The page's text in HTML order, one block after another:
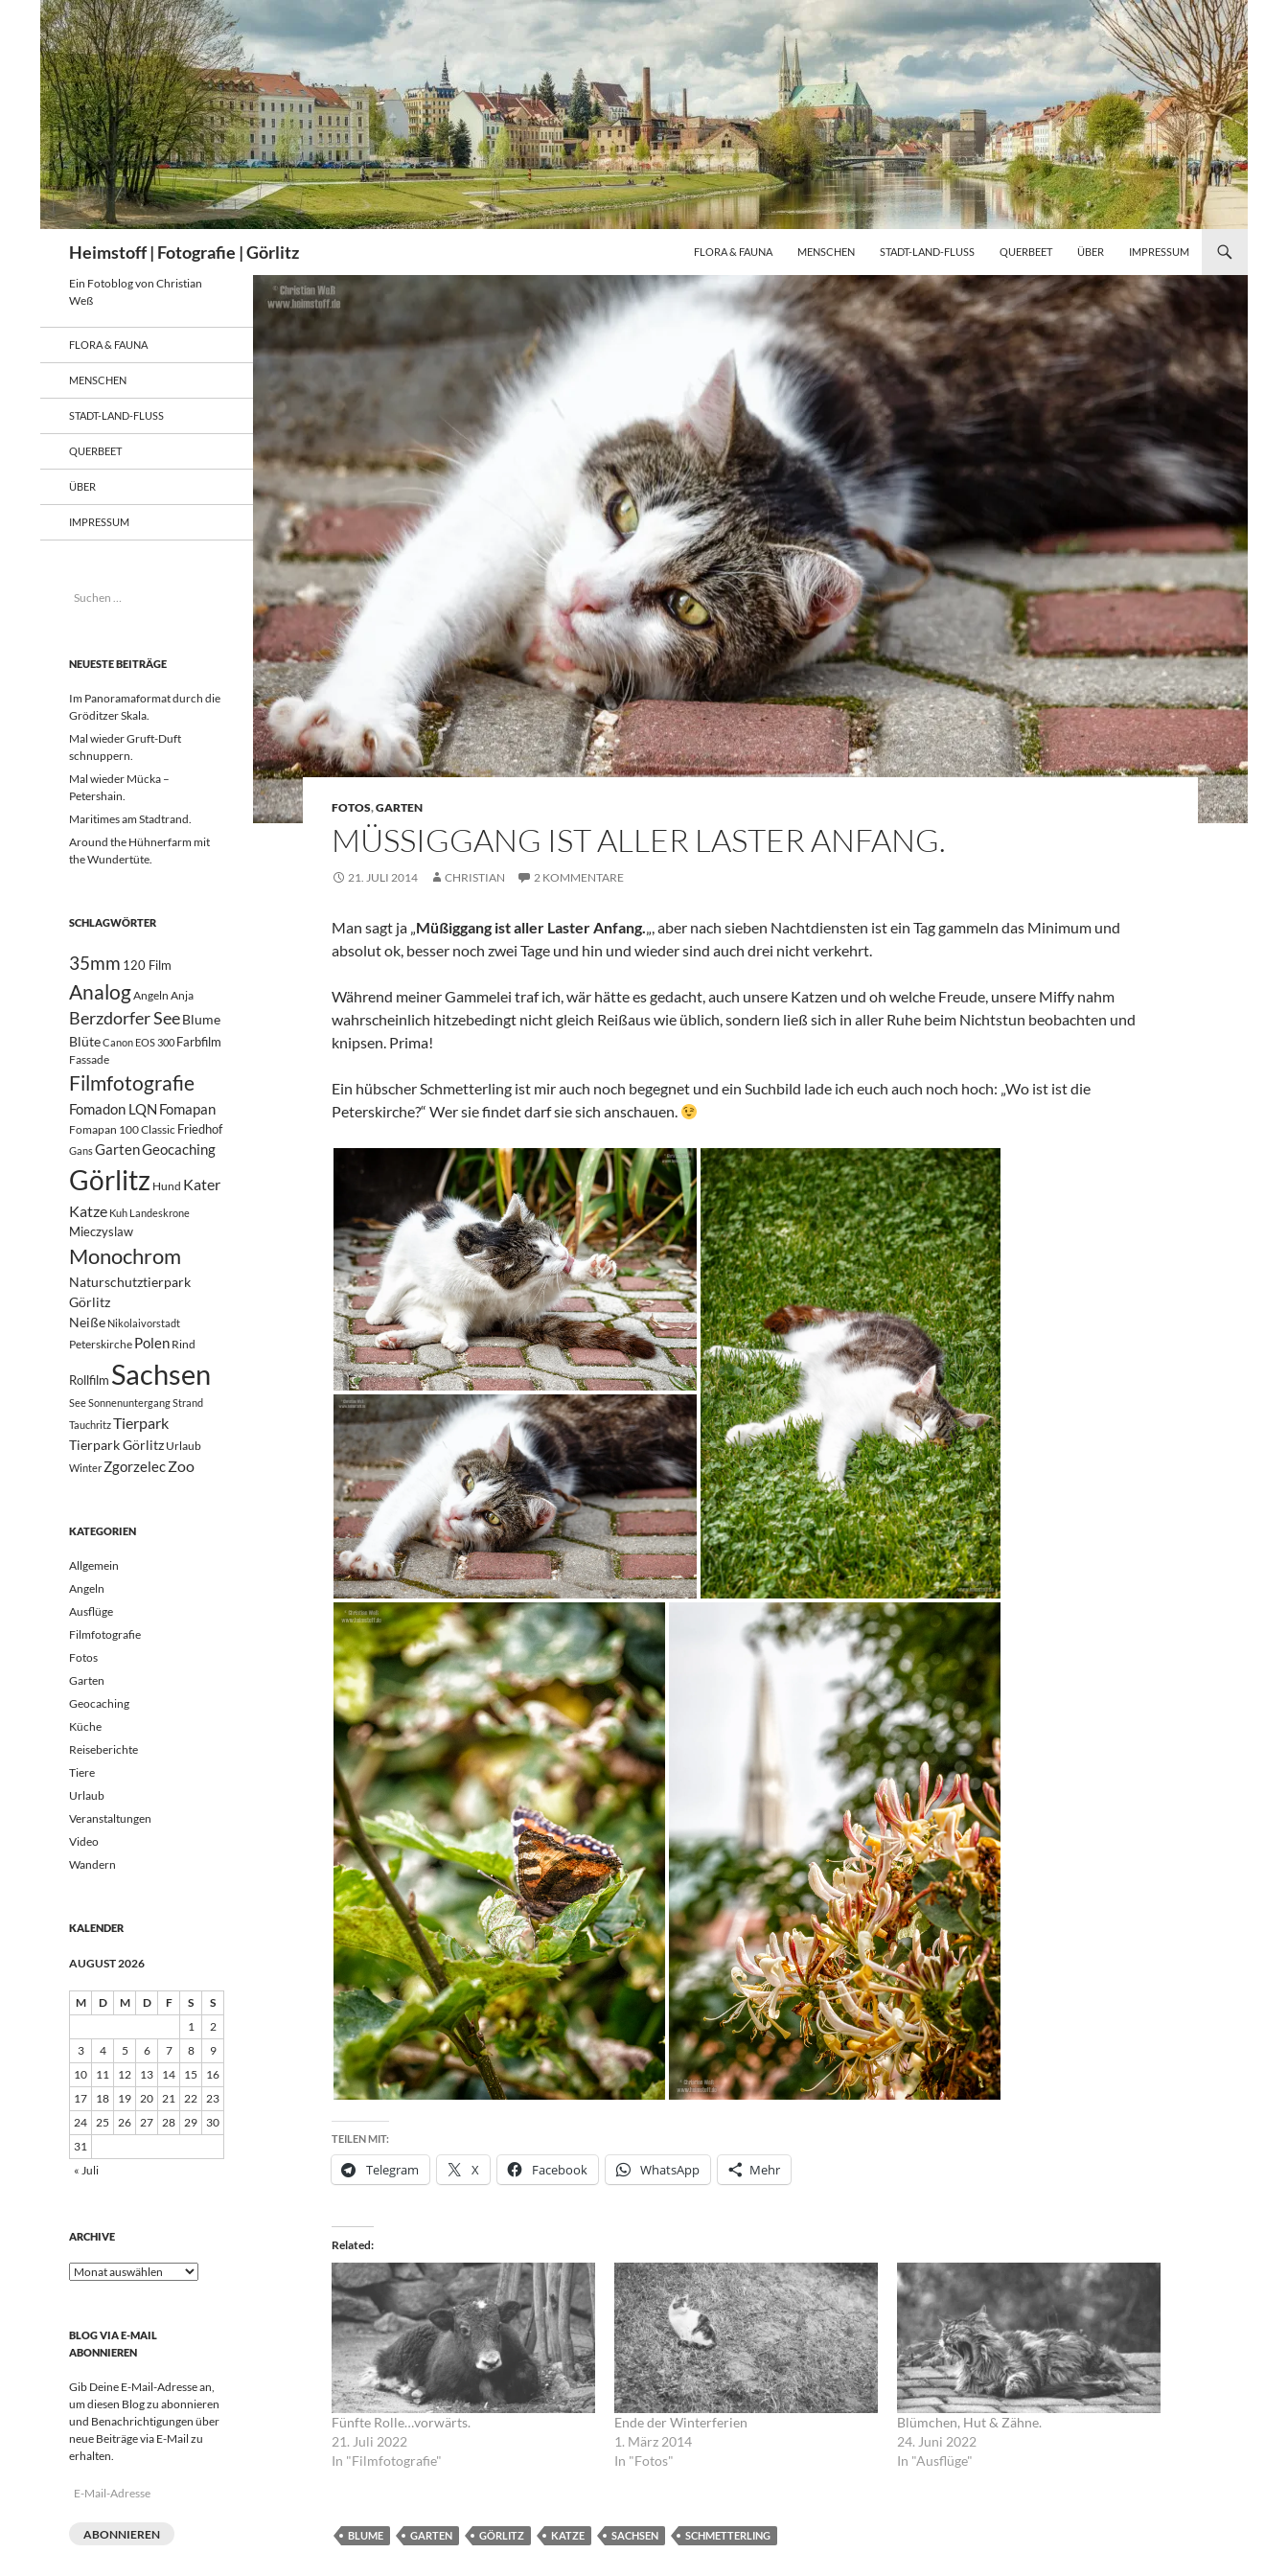
springen
Heimstoff | Fotografie | Görlitz FLORA & FAUNA MENSCHEN STADT-LAND-FLUSS QUERBEET ÜBER IMPRESSUM
FOTOS,GARTEN
MÜSSIGGANG IST ALLER LASTER ANFANG.
21. JULI 2014 CHRISTIAN 2 KOMMENTARE
Man sagt ja „Müßiggang ist aller Laster Anfang.„, aber nach sieben Nachtdiensten ist ein Tag gammeln das Minimum und
absolut ok, besser noch zwei Tage und hin und wieder sind auch drei nicht verkehrt.
Während meiner Gammelei traf ich, wär hätte es gedacht, auch unsere Katzen und oh welche Freude, unsere Miffy nahm
wahrscheinlich hitzebedingt nicht gleich Reißaus wie üblich, sondern ließ sich in aller Ruhe beim Nichtstun beobachten und
knipsen. Prima!
Ein hübscher Schmetterling ist mir auch noch begegnet und ein Suchbild lade ich euch auch noch hoch: „Wo ist ist die
Peterskirche?“ Wer sie findet darf sie sich anschauen.
TEILEN MIT:
Telegram X Facebook WhatsApp Mehr
Related
Fünfte Rolle…vorwärts.
21. Juli 2022
In "Filmfotografie"
Ende der Winterferien
1. März 2014
In "Fotos"
Blümchen, Hut & Zähne.
24. Juni 2022
In "Ausflüge"
BLUME GARTEN GÖRLITZ KATZE SACHSEN SCHMETTERLING
Ein Fotoblog von Christian
Weß
FLORA & FAUNA
MENSCHEN
STADT-LAND-FLUSS
QUERBEET
ÜBER
IMPRESSUM
Suchen
NEUESTE BEITRÄGE
Im Panoramaformat durch die
Gröditzer Skala.
Mal wieder Gruft-Duft
schnuppern.
Mal wieder Mücka –
Petershain.
Maritimes am Stadtrand.
Around the Hühnerfarm mit
the Wundertüte.
SCHLAGWÖRTER
35mm 120 Film
AnalogAngeln Anja
Berzdorfer SeeBlume
BlüteCanon EOS 300 Farbfilm
Fassade
Filmfotografie
Fomadon LQN Fomapan
Fomapan 100 Classic Friedhof
GansGartenGeocaching
Görlitz Hund Kater
Katze Kuh Landeskrone
Mieczyslaw
Monochrom
Naturschutztierpark
Görlitz
Neiße Nikolaivorstadt
Peterskirche Polen Rind
Rollfilm Sachsen
SeeSonnenuntergangStrand
TauchritzTierpark
Tierpark Görlitz Urlaub
Winter ZgorzelecZoo
KATEGORIEN
Allgemein
Angeln
Ausflüge
Filmfotografie
Fotos
Garten
Geocaching
Küche
Reiseberichte
Tiere
Urlaub
Veranstaltungen
Video
Wandern
KALENDER
AUGUST 2026
M D M D F S
S
1
2
3
4 5 6 7 8
9
10
11 12 13 14 15
16
17
18 19 20 21 22 23
24 25 26 27 28 29
30
31
« Juli
ARCHIVE
Archive
BLOG VIA E-MAIL
ABONNIEREN
Gib Deine E-Mail-Adresse an,
um diesen Blog zu abonnieren
und Benachrichtigungen über
neue Beiträge via E-Mail zu
erhalten.
E-
ABONNIEREN